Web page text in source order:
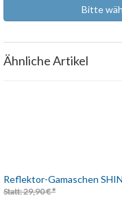
Bitte
Ähnliche Artikel
Reflektor-Gamaschen
Statt: 29,90 € *